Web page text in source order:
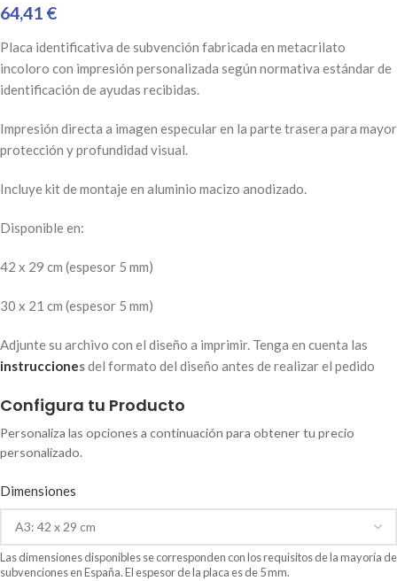
64,41 €
Placa identificativa de subvención fabricada en metacrilato
incoloro con impresión personalizada según normativa estándar de
identificación de ayudas recibidas.
Impresión directa a imagen especular en la parte trasera para mayor
protección y profundidad visual.
Incluye kit de montaje en aluminio macizo anodizado.
Disponible en:
42 x 29 cm (espesor 5 mm)
30 x 21 cm (espesor 5 mm)
Adjunte su archivo con el diseño a imprimir. Tenga en cuenta las
instruccionesdel formato del diseño antes de realizar el pedido
Configura tu Producto
Personaliza las opciones a continuación para obtener tu precio
personalizado.
Dimensiones
Las dimensiones disponibles se corresponden con los requisitos de la mayoría de
subvenciones en España. El espesor de la placa es de 5 mm.